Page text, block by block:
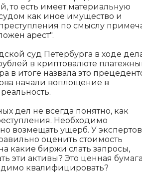
то есть имеет материальную
как иное имущество и
по смыслу
арест".
суд Петербурга в ходе
в криптовалюте
в итоге назвала это
начали воплощение в
дел не всегда понятно, как
Необходимо
возмещать ущерб. У
оценить стоимость
какие биржи слать запросы,
эти активы? Это ценная
квалифицировать?